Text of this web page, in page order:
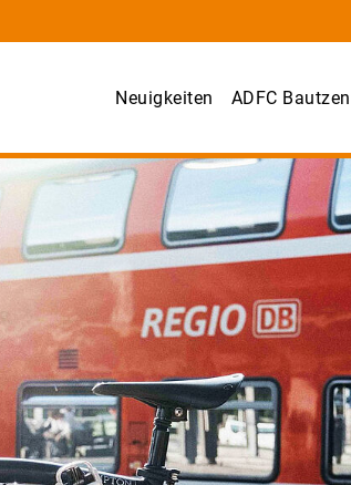
Neuigkeiten ADFC Bautzen